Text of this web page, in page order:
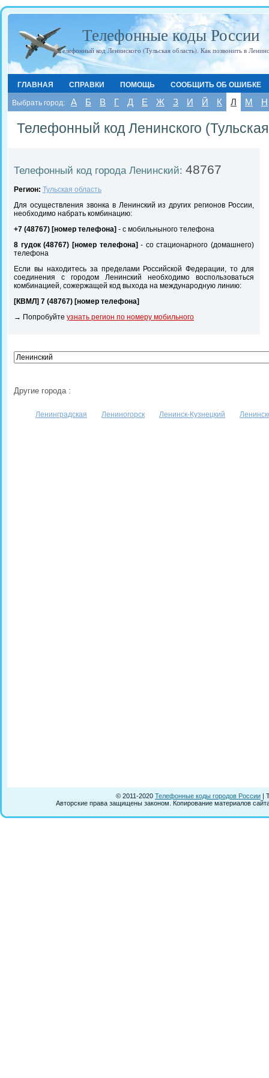
Телефонные коды России
Телефонный код Ленинского (Тульская область). Как позвонить в
ГЛАВНАЯ СПРАВКИ ПОМОЩЬ СООБЩИТЬ ОБ ОШИБКЕ
Выбрать город: А Б В Г Д Е Ж З И Й К Л М Н
Телефонный код Ленинского
Телефонный код города Ленинский: 48767
Регион: Тульская область
Для осуществления звонка в Ленинский из других регионов России,
необходимо набрать комбинацию:
+7 (48767) [номер телефона] - с мобильныного телефона
8 гудок (48767) [номер телефона] - со стационарного (домашнего)
телефона
Если вы находитесь за пределами Российской Федерации, то для
соединения с городом Ленинский необходимо воспользоваться
комбинацией, сожержащей код выхода на международную линию:
[КВМЛ] 7 (48767) [номер телефона]
→ Попробуйте узнать регион по номеру мобильного
Другие города :
Ленинградская Лениногорск Ленинск-Кузнецкий
© 2011-2020 Телефонные коды городов России |
Авторские права защищены законом. Копирование материалов